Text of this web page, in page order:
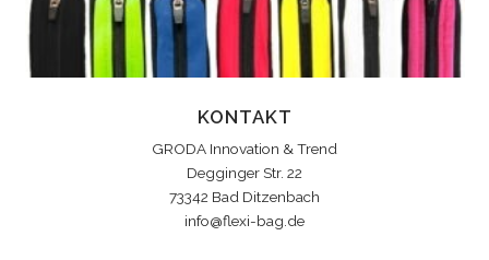
KONTAKT
GRODA Innovation & Trend
Degginger Str. 22
73342 Bad Ditzenbach
info@flexi-bag.de